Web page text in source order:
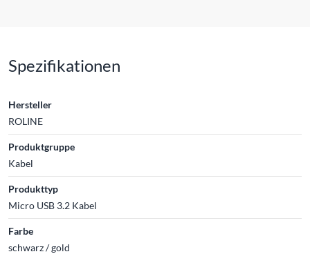
Spezifikationen
Hersteller
ROLINE
Produktgruppe
Kabel
Produkttyp
Micro USB 3.2 Kabel
Farbe
schwarz / gold